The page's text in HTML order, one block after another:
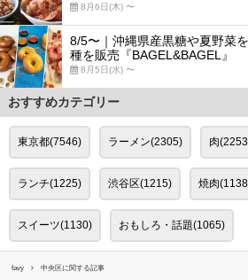
8月6日(木) 〜
8/5〜｜沖縄県産黒糖や夏野菜
種を販売『BAGEL&BAGEL』
8月5日(水) 〜
おすすめカテゴリー
東京都(7546) ラーメン(2305) 肉
ランチ(1225) 渋谷区(1215) 焼肉
スイーツ(1130) おもしろ・話題(1065)
favy 中央区に関する記事